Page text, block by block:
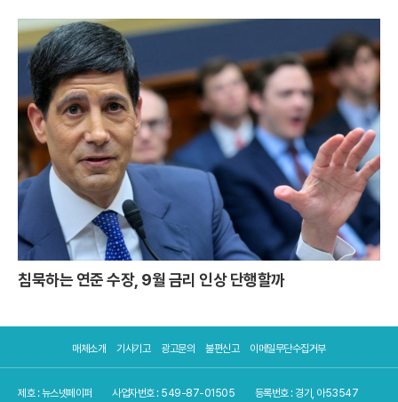
침묵하는 연준 수장, 9월 금리 인상 단행할까
매체소개 기사기고 광고문의 불편신고 이메일무단수집거부
제호 : 뉴스넷페이퍼 사업자번호 : 549-87-01505 등록번호 : 경기, 아53547